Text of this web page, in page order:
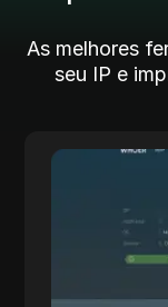
As melhores
seu IP e
Whoer.net
privacidade
proteger
privacidade